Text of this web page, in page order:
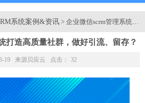
系统案例&资讯 > 企业微信scrm管理系统
打造高质量社群，做好引流、留存？
19 来源 贝应云 点击： 32